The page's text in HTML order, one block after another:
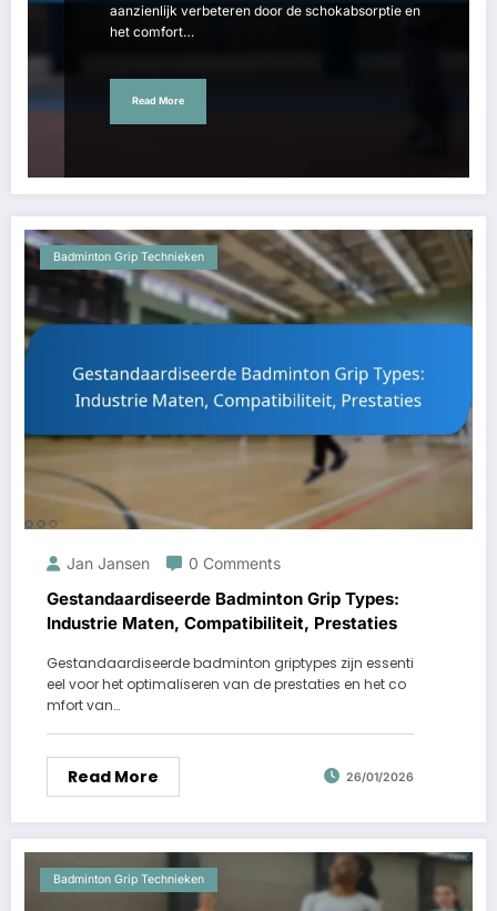
aanzienlijk verbeteren door de schokabsorptie en
het comfort…
Read More
Badminton Grip Technieken
Jan Jansen 0 Comments
Gestandaardiseerde Badminton Grip Types:
Industrie Maten, Compatibiliteit, Prestaties
Gestandaardiseerde badminton griptypes zijn essenti
eel voor het optimaliseren van de prestaties en het co
mfort van…
Read More 26/01/2026
Badminton Grip Technieken